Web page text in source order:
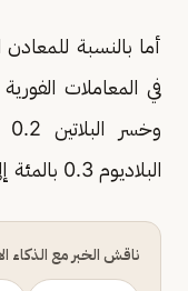
أما بالنسبة
البلاديوم 0.3 بالمئة إلى 1365.25 دولار.
ناقش الخبر مع الذكاء